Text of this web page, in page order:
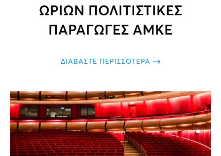
ΩΡΙΩΝ ΠΟΛΙΤΙΣΤΙΚΕΣ
ΠΑΡΑΓΩΓΕΣ ΑΜΚΕ
ΔΙΑΒΑΣΤΕ ΠΕΡΙΣΣΟΤΕΡΑ